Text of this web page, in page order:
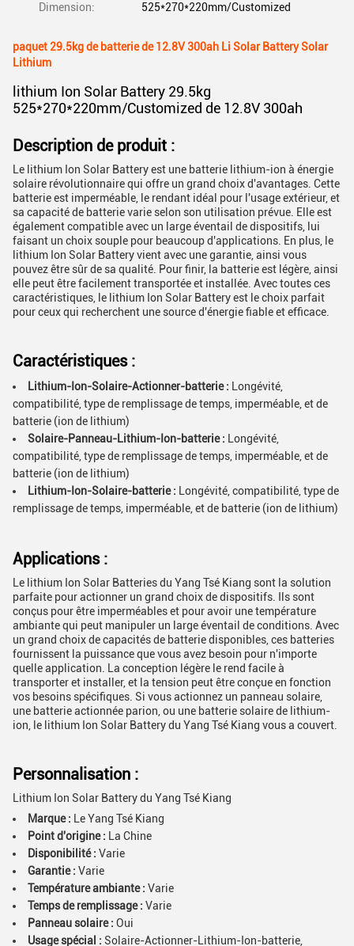
Dimension: 525*270*220mm/Customized
paquet 29.5kg de batterie de 12.8V 300ah Li Solar Battery Solar
Lithium
lithium Ion Solar Battery 29.5kg
525*270*220mm/Customized de 12.8V 300ah
Description de produit :
Le lithium Ion Solar Battery est une batterie lithium-ion à énergie
solaire révolutionnaire qui offre un grand choix d'avantages. Cette
batterie est imperméable, le rendant idéal pour l'usage extérieur, et
sa capacité de batterie varie selon son utilisation prévue. Elle est
également compatible avec un large éventail de dispositifs, lui
faisant un choix souple pour beaucoup d'applications. En plus, le
lithium Ion Solar Battery vient avec une garantie, ainsi vous
pouvez être sûr de sa qualité. Pour finir, la batterie est légère, ainsi
elle peut être facilement transportée et installée. Avec toutes ces
caractéristiques, le lithium Ion Solar Battery est le choix parfait
pour ceux qui recherchent une source d'énergie fiable et efficace.
Caractéristiques :
Lithium-Ion-Solaire-Actionner-batterie : Longévité,
compatibilité, type de remplissage de temps, imperméable, et de
batterie (ion de lithium)
Solaire-Panneau-Lithium-Ion-batterie : Longévité,
compatibilité, type de remplissage de temps, imperméable, et de
batterie (ion de lithium)
Lithium-Ion-Solaire-batterie : Longévité, compatibilité, type de
remplissage de temps, imperméable, et de batterie (ion de lithium)
Applications :
Le lithium Ion Solar Batteries du Yang Tsé Kiang sont la solution
parfaite pour actionner un grand choix de dispositifs. Ils sont
conçus pour être imperméables et pour avoir une température
ambiante qui peut manipuler un large éventail de conditions. Avec
un grand choix de capacités de batterie disponibles, ces batteries
fournissent la puissance que vous avez besoin pour n'importe
quelle application. La conception légère le rend facile à
transporter et installer, et la tension peut être conçue en fonction
vos besoins spécifiques. Si vous actionnez un panneau solaire,
une batterie actionnée parion, ou une batterie solaire de lithium-
ion, le lithium Ion Solar Battery du Yang Tsé Kiang vous a couvert.
Personnalisation :
Lithium Ion Solar Battery du Yang Tsé Kiang
Marque : Le Yang Tsé Kiang
Point d'origine : La Chine
Disponibilité : Varie
Garantie : Varie
Température ambiante : Varie
Temps de remplissage : Varie
Panneau solaire : Oui
Usage spécial : Solaire-Actionner-Lithium-Ion-batterie,